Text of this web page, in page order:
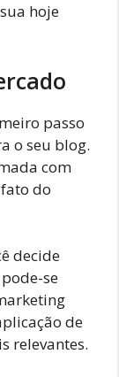
hoje
passo
o seu blog.
com
do
decide
se
de
relevantes.